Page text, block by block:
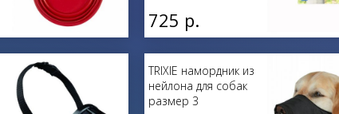
725 р.
TRIXIE намордник из
нейлона для собак
размер 3